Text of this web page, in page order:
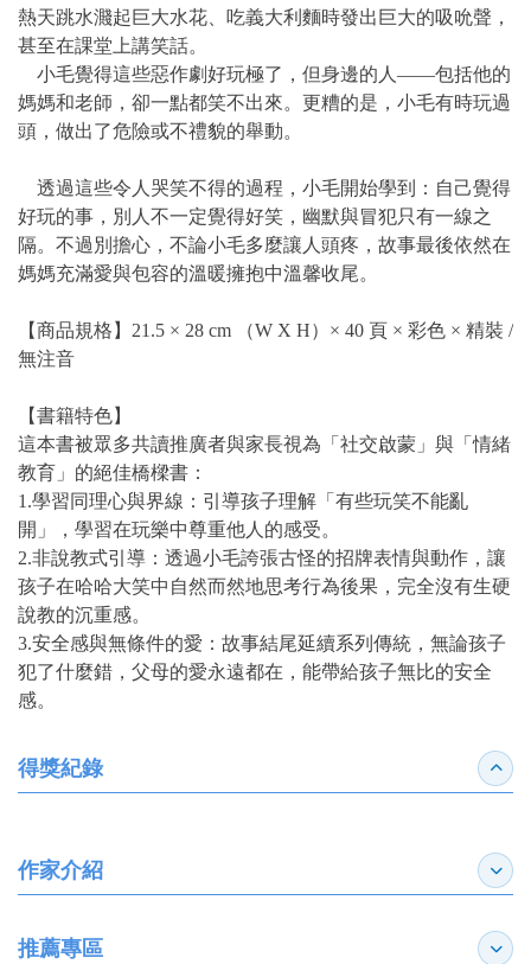
熱天跳水濺起巨大水花、吃義大利麵時發出巨大的吸吮聲，
甚至在課堂上講笑話。
小毛覺得這些惡作劇好玩極了，但身邊的人——包括他的
媽媽和老師，卻一點都笑不出來。更糟的是，小毛有時玩過
頭，做出了危險或不禮貌的舉動。
透過這些令人哭笑不得的過程，小毛開始學到：自己覺得
好玩的事，別人不一定覺得好笑，幽默與冒犯只有一線之
隔。不過別擔心，不論小毛多麼讓人頭疼，故事最後依然在
媽媽充滿愛與包容的溫暖擁抱中溫馨收尾。
【商品規格】21.5 × 28 cm （W X H）× 40 頁 × 彩色 × 精裝 /
無注音
【書籍特色】
這本書被眾多共讀推廣者與家長視為「社交啟蒙」與「情緒
教育」的絕佳橋樑書：
1.學習同理心與界線：引導孩子理解「有些玩笑不能亂
開」，學習在玩樂中尊重他人的感受。
2.非說教式引導：透過小毛誇張古怪的招牌表情與動作，讓
孩子在哈哈大笑中自然而然地思考行為後果，完全沒有生硬
說教的沉重感。
3.安全感與無條件的愛：故事結尾延續系列傳統，無論孩子
犯了什麼錯，父母的愛永遠都在，能帶給孩子無比的安全
感。
得獎紀錄 收合
作家介紹 展開
推薦專區 展開